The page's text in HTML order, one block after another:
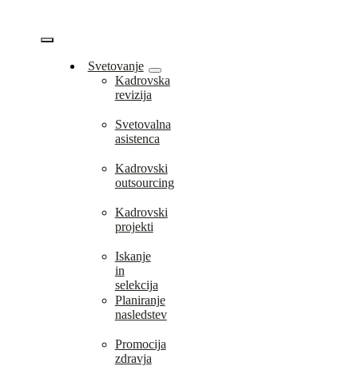
content
Vklopi/Izklopi
navigacijo
Svetovanje
Kadrovska
revizija
Svetovalna
asistenca
Kadrovski
outsourcing
Kadrovski
projekti
Iskanje
in
selekcija
Planiranje
nasledstev
Promocija
zdravja